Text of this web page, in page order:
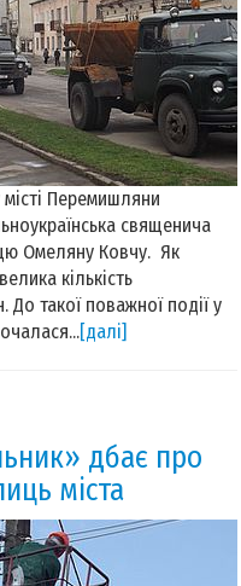
Перемишляни
священича
Омеляну Ковчу. Як
кількість
До такої поважної події у
[далі]
дбає про
міста